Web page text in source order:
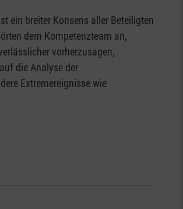
ein breiter Konsens aller Beteiligten
dem Kompetenzteam an,
vorherzusagen,
die Analyse der
Extremereignisse wie